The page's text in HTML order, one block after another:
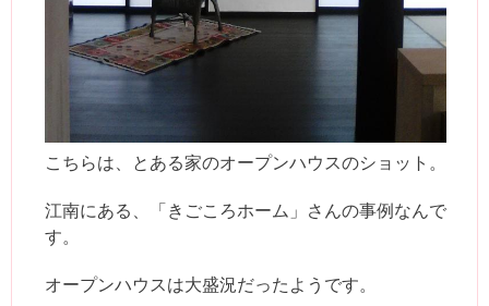
こちらは、とある家のオープンハウスのショット。
江南にある、「きごころホーム」さんの事例なんで
す。
オープンハウスは大盛況だったようです。